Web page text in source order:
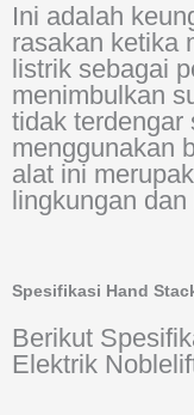
Ini adalah
rasakan ketika
listrik sebagai
menimbulkan
tidak terdengar
menggunakan
alat ini
lingkungan
Spesifikasi Hand
Berikut
Elektrik